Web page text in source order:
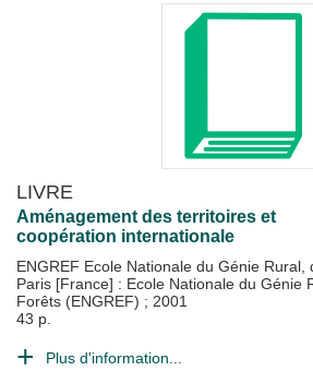
LIVRE
Aménagement des territoires et
coopération internationale
ENGREF Ecole Nationale du Génie
Paris [France] : Ecole Nationale du Génie
Forêts (ENGREF) ; 2001
43 p.
Plus d'information...